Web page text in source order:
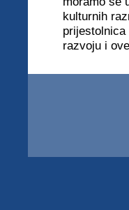
kulturnih
razvoju i